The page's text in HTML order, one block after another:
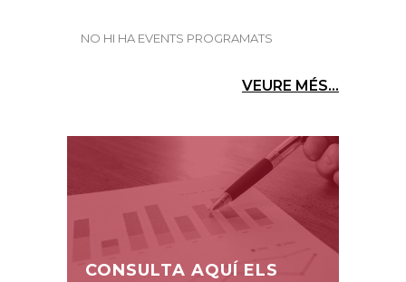
NO HI HA EVENTS PROGRAMATS
VEURE MÉS...
CONSULTA AQUÍ ELS